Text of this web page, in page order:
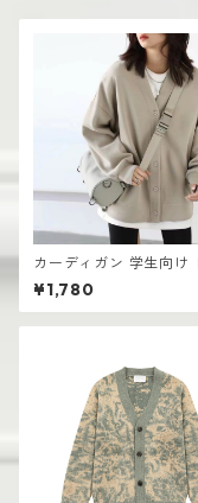
カーディガン 学生向け レディ
ース 無地デザイン 高見
ゃれ vネック
¥1,780